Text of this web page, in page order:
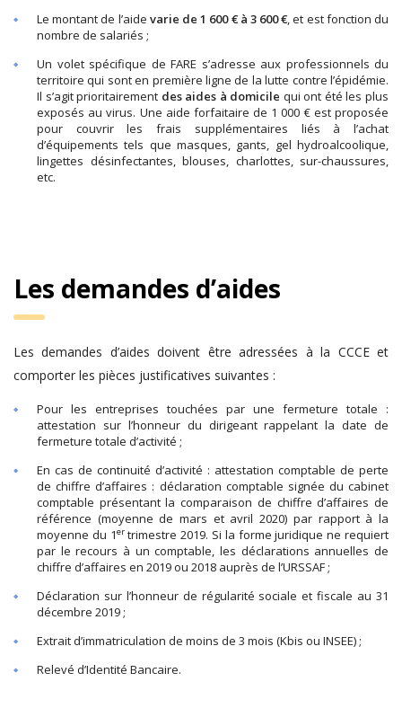
Le montant de l’aide varie de 1 600 € à 3 600 €, et est fonction du
nombre de salariés ;
Un volet spécifique de FARE s’adresse aux professionnels du
territoire qui sont en première ligne de la lutte contre l’épidémie.
Il s’agit prioritairement des aides à domicile qui ont été les plus
exposés au virus. Une aide forfaitaire de 1 000 € est proposée
pour couvrir les frais supplémentaires liés à l’achat
d’équipements tels que masques, gants, gel hydroalcoolique,
lingettes désinfectantes, blouses, charlottes, sur-chaussures,
etc.
Les demandes d’aides
Les demandes d’aides doivent être adressées à la CCCE et
comporter les pièces justificatives suivantes :
Pour les entreprises touchées par une fermeture totale :
attestation sur l’honneur du dirigeant rappelant la date de
fermeture totale d’activité ;
En cas de continuité d’activité : attestation comptable de perte
de chiffre d’affaires : déclaration comptable signée du cabinet
comptable présentant la comparaison de chiffre d’affaires de
référence (moyenne de mars et avril 2020) par rapport à la
moyenne du 1ertrimestre 2019. Si la forme juridique ne requiert
par le recours à un comptable, les déclarations annuelles de
chiffre d’affaires en 2019 ou 2018 auprès de l’URSSAF ;
Déclaration sur l’honneur de régularité sociale et fiscale au 31
décembre 2019 ;
Extrait d’immatriculation de moins de 3 mois (Kbis ou INSEE) ;
Relevé d’Identité Bancaire.